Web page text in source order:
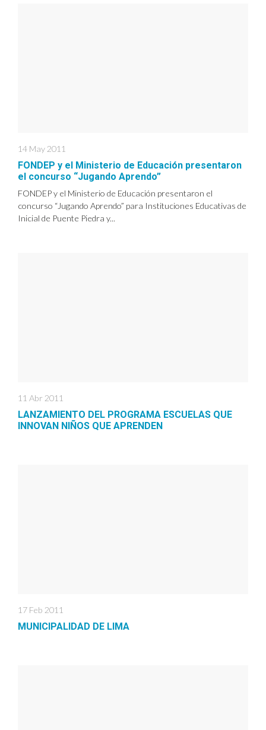
14 May 2011
FONDEP y el Ministerio de Educación presentaron
el concurso “Jugando Aprendo”
FONDEP y el Ministerio de Educación presentaron el
concurso “Jugando Aprendo” para Instituciones Educativas de
Inicial de Puente Piedra y...
11 Abr 2011
LANZAMIENTO DEL PROGRAMA ESCUELAS QUE
INNOVAN NIÑOS QUE APRENDEN
17 Feb 2011
MUNICIPALIDAD DE LIMA